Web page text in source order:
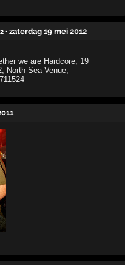
· zaterdag 19 mei 2012